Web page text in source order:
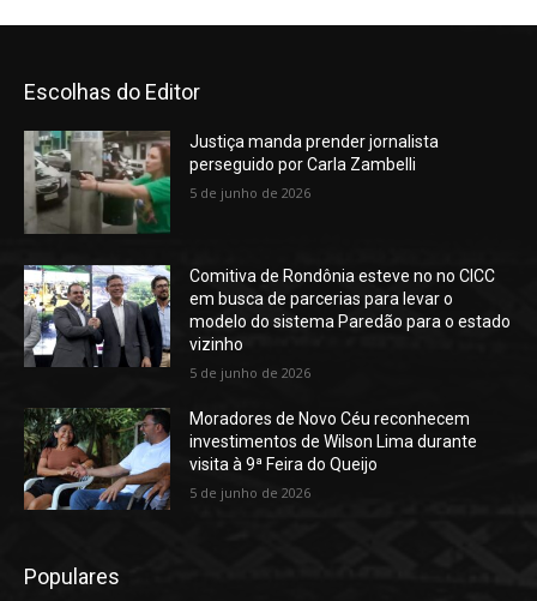
Escolhas do Editor
Justiça manda prender jornalista
perseguido por Carla Zambelli
5 de junho de 2026
Comitiva de Rondônia esteve no no CICC
em busca de parcerias para levar o
modelo do sistema Paredão para o estado
vizinho
5 de junho de 2026
Moradores de Novo Céu reconhecem
investimentos de Wilson Lima durante
visita à 9ª Feira do Queijo
5 de junho de 2026
Populares